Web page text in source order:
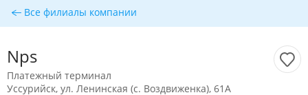
Все филиалы компании
Nps
Платежный терминал
Уссурийск, ул. Ленинская (с. Воздвиженка), 61А